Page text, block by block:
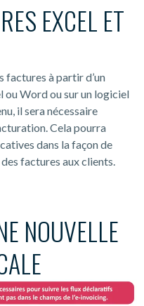
EXCEL ET
factures à partir d’un
ou Word ou sur un logiciel
il sera nécessaire
Cela pourra
dans la façon de
factures aux clients.
NOUVELLE